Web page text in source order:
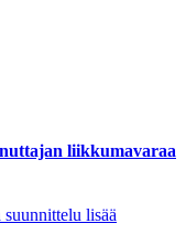
liikkumavaraa
lisää